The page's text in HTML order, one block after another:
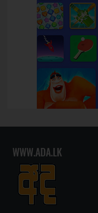
WWW.ADA.LK